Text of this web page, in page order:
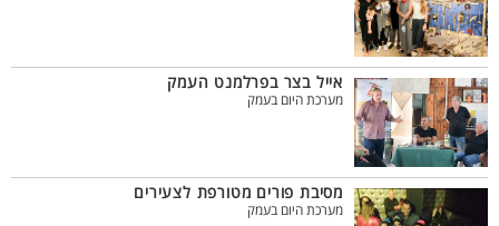
אייל בצר בפרלמנט העמק
מערכת היום בעמק
מסיבת פורים מטורפת לצעירים
מערכת היום בעמק